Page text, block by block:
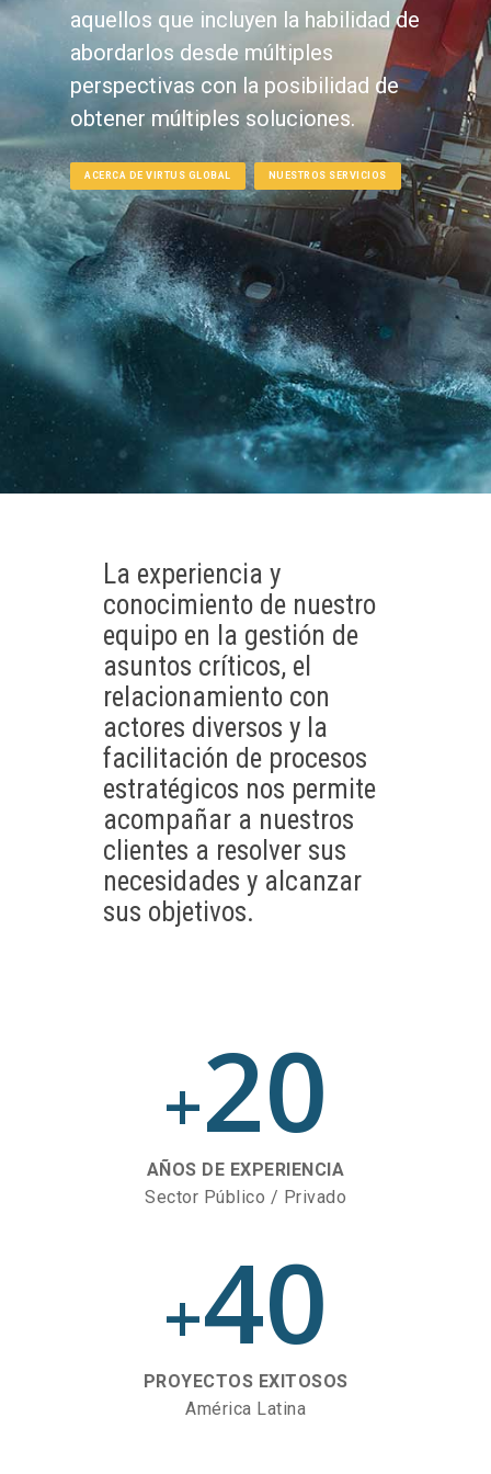
aquellos que incluyen la habilidad de
abordarlos desde múltiples
perspectivas con la posibilidad de
obtener múltiples soluciones.
ACERCA DE VIRTUS GLOBAL NUESTROS SERVICIOS
La experiencia y
conocimiento de nuestro
equipo en la gestión de
asuntos críticos, el
relacionamiento con
actores diversos y la
facilitación de procesos
estratégicos nos permite
acompañar a nuestros
clientes a resolver sus
necesidades y alcanzar
sus objetivos.
+20
AÑOS DE EXPERIENCIA
Sector Público / Privado
+40
PROYECTOS EXITOSOS
América Latina